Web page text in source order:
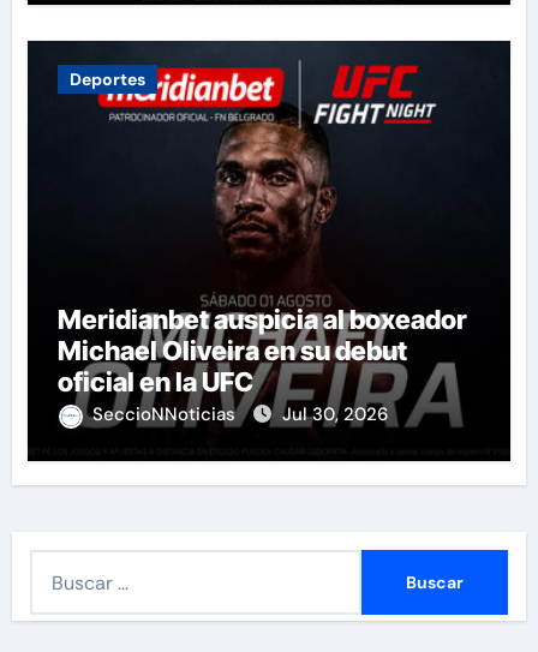
Deportes
Meridianbet auspicia al boxeador
Michael Oliveira en su debut
oficial en la UFC
SeccioNNoticias Jul 30, 2026